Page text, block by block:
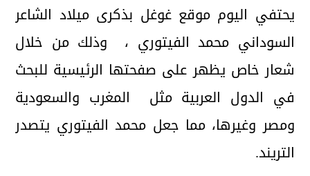
يحتفي اليوم موقع غوغل بذكرى ميلاد الشاعر
السوداني محمد الفيتوري ، وذلك من خلال
شعار خاص يظهر على صفحتها الرئيسية للبحث
في الدول العربية مثل المغرب والسعودية
ومصر وغيرها، مما جعل محمد الفيتوري يتصدر
التريند.